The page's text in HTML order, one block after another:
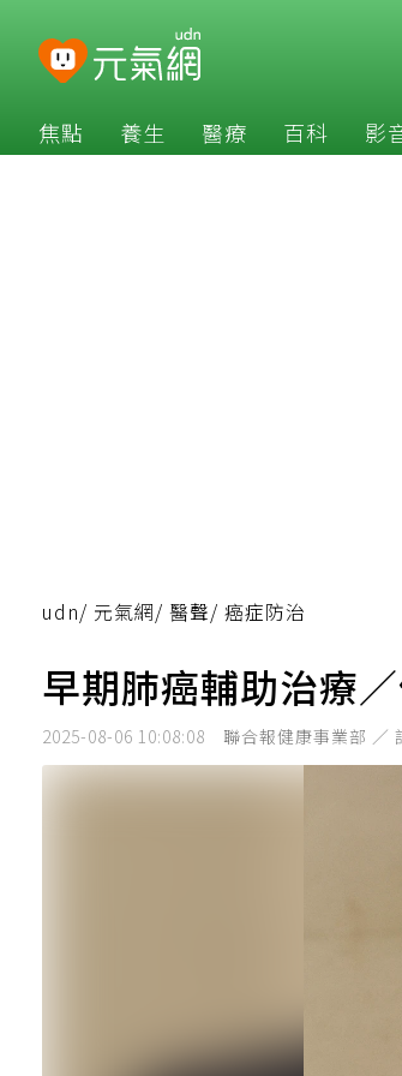
焦點 養生 醫療 百科 影
udn/ 元氣網/ 醫聲/ 癌症防治
早期肺癌輔助治療
2025-08-06 10:08:08 聯合報健康事業部 ／